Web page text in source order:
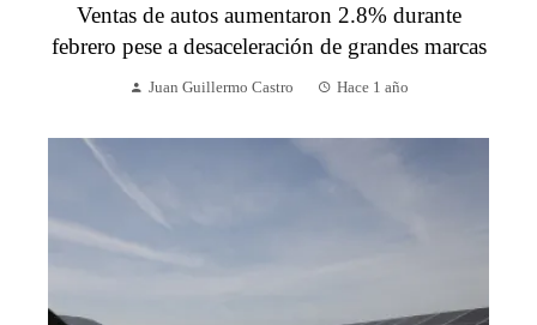
Ventas de autos aumentaron 2.8% durante
febrero pese a desaceleración de grandes marcas
Juan Guillermo Castro Hace 1 año